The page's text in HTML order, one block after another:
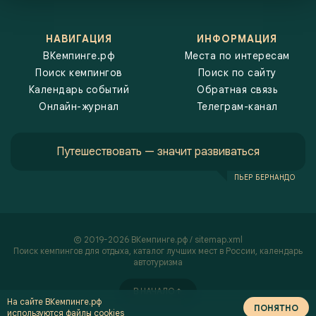
НАВИГАЦИЯ
ВКемпинге.рф
Поиск кемпингов
Календарь событий
Онлайн-журнал
ИНФОРМАЦИЯ
Места по интересам
Поиск по сайту
Обратная связь
Телеграм-канал
Путешествовать — значит развиваться
ПЬЕР БЕРНАНДО
2019-2026 ВКемпинге.рф / sitemap.xml
Поиск кемпингов для отдыха, каталог лучших мест в России, календарь
автотуризма
В НАЧАЛО
На сайте ВКемпинге.рф
используются файлы cookies ПОНЯТНО